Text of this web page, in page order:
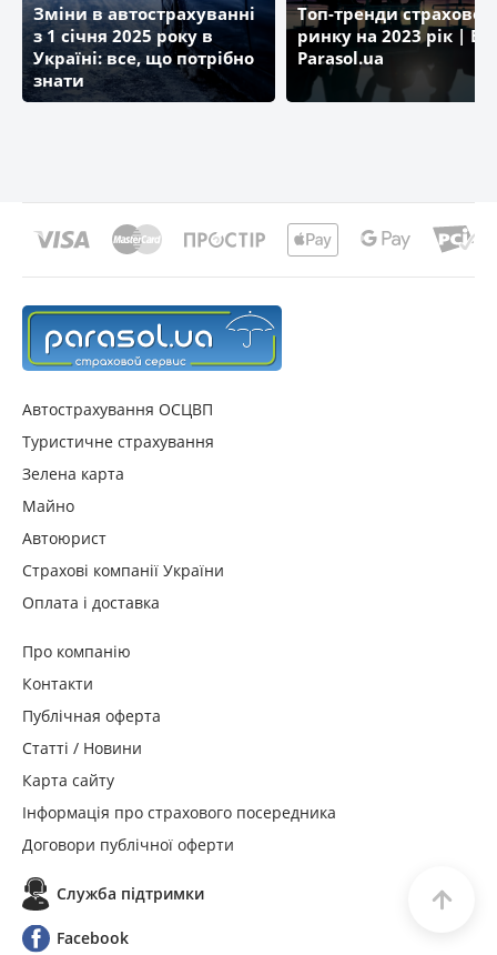
Зміни в автострахуванні
з 1 січня 2025 року в
Україні: все, що потрібно
знати
Топ-тренди
ринку на 2023 рік |
Parasol.ua
Автострахування ОСЦВП
Туристичне страхування
Зелена карта
Майно
Автоюрист
Страхові компанії України
Оплата і доставка
Про компанію
Контакти
Публічная оферта
Статті / Новини
Карта сайту
Інформація про страхового посередника
Договори публічної оферти
Служба пiдтримки
Facebook